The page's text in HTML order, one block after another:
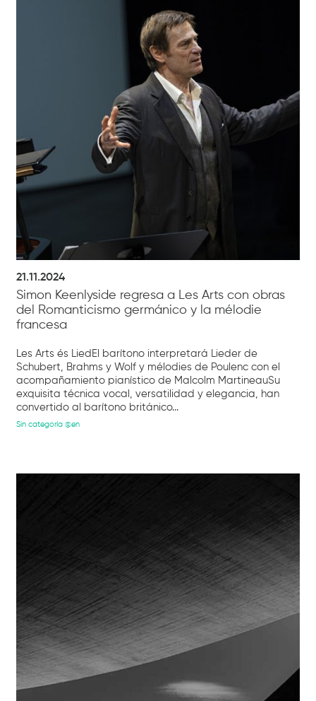
21.11.2024
Simon Keenlyside regresa a Les Arts con obras
del Romanticismo germánico y la mélodie
francesa
Les Arts és LiedEl barítono interpretará Lieder de
Schubert, Brahms y Wolf y mélodies de Poulenc con el
acompañamiento pianístico de Malcolm MartineauSu
exquisita técnica vocal, versatilidad y elegancia, han
convertido al barítono británico...
Sin categoría @en